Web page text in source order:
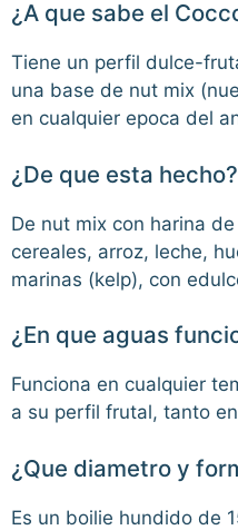
¿A que sabe el
Tiene un perfil dulce-
una base de nut mix
en cualquier epoca del
¿De que esta hecho?
De nut mix con harina
cereales, arroz, leche,
marinas (kelp), con
¿En que aguas
Funciona en cualquier
a su perfil frutal, tanto
¿Que diametro y
Es un boilie hundido de